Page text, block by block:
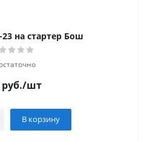
23 на стартер Бош
/шт
В корзину